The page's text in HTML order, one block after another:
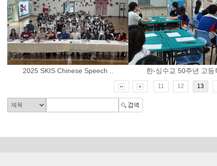
2025 SKIS Chinese Speech .. 한-싱수교 50주년 고등
11 12 13